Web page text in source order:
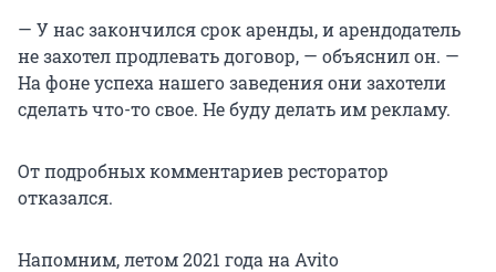
— У нас закончился срок аренды, и арендодатель
не захотел продлевать договор, — объяснил он. —
На фоне успеха нашего заведения они захотели
сделать что-то свое. Не буду делать им рекламу.
От подробных комментариев ресторатор
отказался.
Напомним, летом 2021 года на Avito